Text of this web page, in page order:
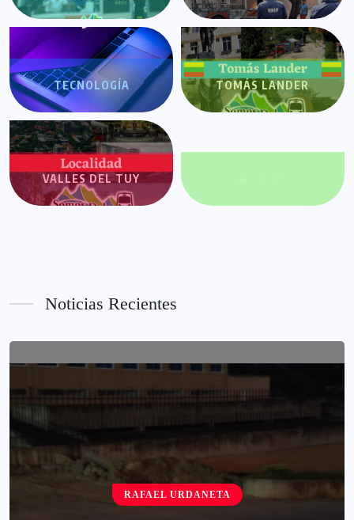
TECNOLOGÍA TOMÁS LANDER
VALLES DEL TUY
Noticias Recientes
RAFAEL URDANETA